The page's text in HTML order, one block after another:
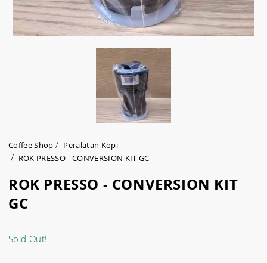
Coffee Shop
Peralatan Kopi
ROK PRESSO - CONVERSION KIT GC
ROK PRESSO - CONVERSION KIT
GC
Sold Out!